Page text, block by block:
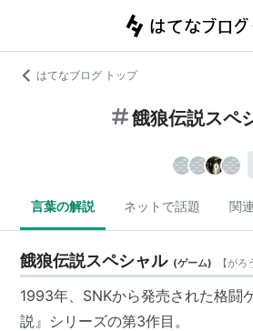
はてなブログ トップ
餓狼伝説スペ
言葉の解説 ネットで話題 関
餓狼伝説スペシャル (ゲーム) 【がろ
1993年、 SNKから発売された格闘
説』シリーズの第3作目。